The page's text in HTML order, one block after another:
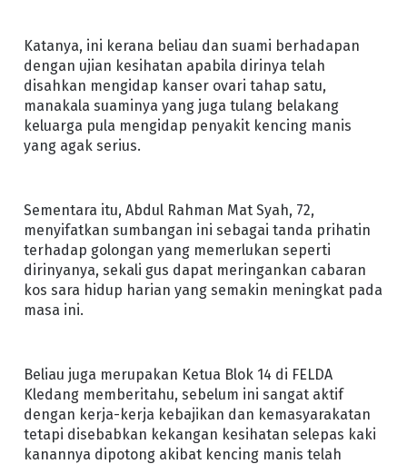
Katanya, ini kerana beliau dan suami berhadapan
dengan ujian kesihatan apabila dirinya telah
disahkan mengidap kanser ovari tahap satu,
manakala suaminya yang juga tulang belakang
keluarga pula mengidap penyakit kencing manis
yang agak serius.
Sementara itu, Abdul Rahman Mat Syah, 72,
menyifatkan sumbangan ini sebagai tanda prihatin
terhadap golongan yang memerlukan seperti
dirinyanya, sekali gus dapat meringankan cabaran
kos sara hidup harian yang semakin meningkat pada
masa ini.
Beliau juga merupakan Ketua Blok 14 di FELDA
Kledang memberitahu, sebelum ini sangat aktif
dengan kerja-kerja kebajikan dan kemasyarakatan
tetapi disebabkan kekangan kesihatan selepas kaki
kanannya dipotong akibat kencing manis telah